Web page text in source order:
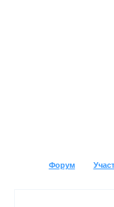
Форум